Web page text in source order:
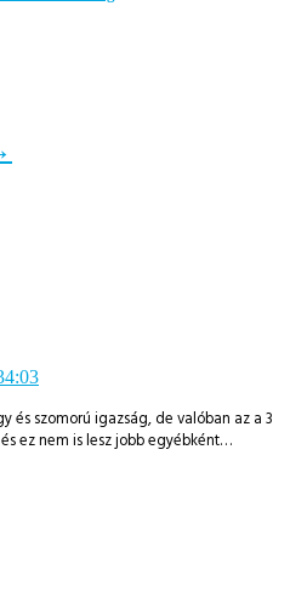
és szomorú igazság, de valóban az a 3
ez nem is lesz jobb egyébként…